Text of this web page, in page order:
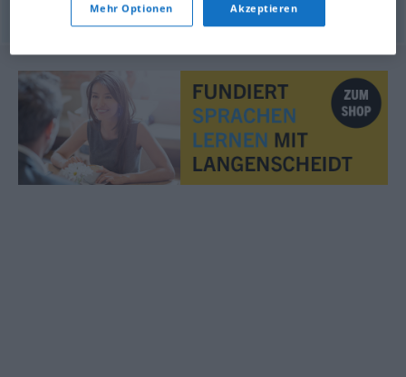
© OpenThesaurus.de
Mehr Optionen Akzeptieren